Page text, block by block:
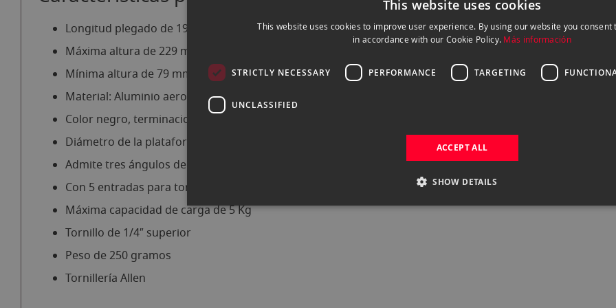
Longitud plegado de 192 mm
Máxima altura de 229 mm
Mínima altura de 79 mm
Material: Aluminio aeronáutico 7075
Color negro, terminaciones en aluminio
Diámetro de la plataforma superior de 30mm
Admite tres ángulos de las patas 35º, 55º y 85 mm
Con 5 entradas para tornillo de 1/4 en cada pata
Máxima capacidad de carga de 5 Kg
Tornillo de 1/4″ superior
Peso de 250 gramos
Tornillería Allen
This website uses cookies
This website uses cookies to improve user experience. By using our website you consent
in accordance with our Cookie Policy. Más información
STRICTLY NECESSARY PERFORMANCE TARGETING
UNCLASSIFIED
ACCEPT ALL
SHOW DETAILS